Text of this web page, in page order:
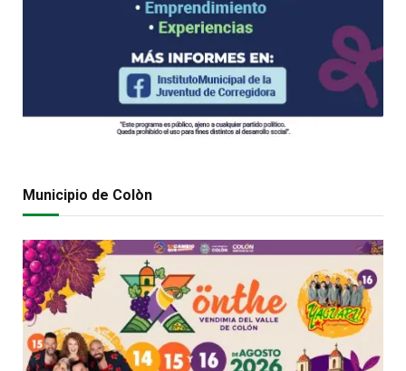
Municipio de Colòn